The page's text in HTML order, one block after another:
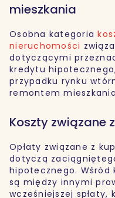
mieszkania
Osobna kategoria
nieruchomości
dotyczącymi
kredytu
przypadku rynku
remontem
Koszty związane
Opłaty związane z
dotyczą
hipotecznego. Wśród
są między innymi
wcześniejszej spłaty,